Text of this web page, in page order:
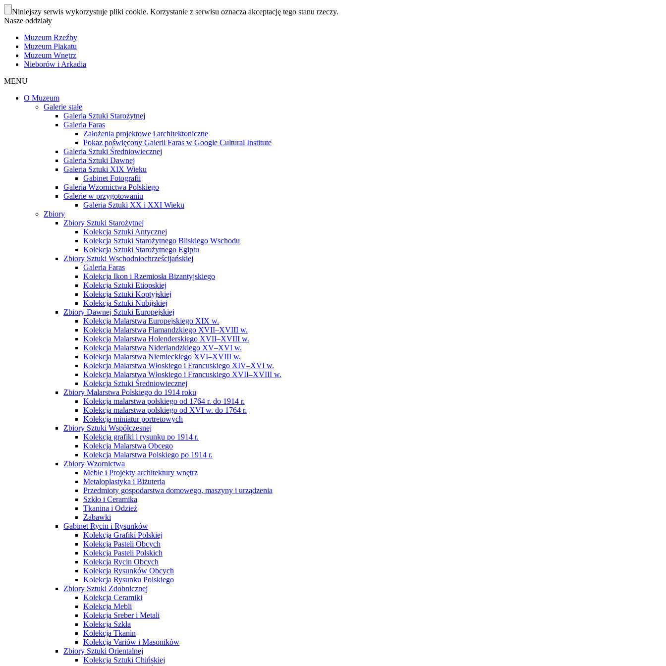
Niniejszy serwis wykorzystuje pliki cookie. Korzystanie z serwisu oznacza akceptację tego stanu rzeczy.
Nasze oddziały
Muzeum Rzeźby
Muzeum Plakatu
Muzeum Wnętrz
Nieborów i Arkadia
MENU
O Muzeum
Galerie stałe
Galeria Sztuki Starożytnej
Galeria Faras
Założenia projektowe i architektoniczne
Pokaz poświęcony Galerii Faras w Google Cultural Institute
Galeria Sztuki Średniowiecznej
Galeria Sztuki Dawnej
Galeria Sztuki XIX Wieku
Gabinet Fotografii
Galeria Wzornictwa Polskiego
Galerie w przygotowaniu
Galeria Sztuki XX i XXI Wieku
Zbiory
Zbiory Sztuki Starożytnej
Kolekcja Sztuki Antycznej
Kolekcja Sztuki Starożytnego Bliskiego Wschodu
Kolekcja Sztuki Starożytnego Egiptu
Zbiory Sztuki Wschodniochrześcijańskiej
Galeria Faras
Kolekcja Ikon i Rzemiosła Bizantyjskiego
Kolekcja Sztuki Etiopskiej
Kolekcja Sztuki Koptyjskiej
Kolekcja Sztuki Nubijskiej
Zbiory Dawnej Sztuki Europejskiej
Kolekcja Malarstwa Europejskiego XIX w.
Kolekcja Malarstwa Flamandzkiego XVII–XVIII w.
Kolekcja Malarstwa Holenderskiego XVII–XVIII w.
Kolekcja Malarstwa Niderlandzkiego XV–XVI w.
Kolekcja Malarstwa Niemieckiego XVI–XVIII w.
Kolekcja Malarstwa Włoskiego i Francuskiego XIV–XVI w.
Kolekcja Malarstwa Włoskiego i Francuskiego XVII–XVIII w.
Kolekcja Sztuki Średniowiecznej
Zbiory Malarstwa Polskiego do 1914 roku
Kolekcja malarstwa polskiego od 1764 r. do 1914 r.
Kolekcja malarstwa polskiego od XVI w. do 1764 r.
Kolekcja miniatur portretowych
Zbiory Sztuki Współczesnej
Kolekcja grafiki i rysunku po 1914 r.
Kolekcja Malarstwa Obcego
Kolekcja Malarstwa Polskiego po 1914 r.
Zbiory Wzornictwa
Meble i Projekty architektury wnętrz
Metaloplastyka i Biżuteria
Przedmioty gospodarstwa domowego, maszyny i urządzenia
Szkło i Ceramika
Tkanina i Odzież
Zabawki
Gabinet Rycin i Rysunków
Kolekcja Grafiki Polskiej
Kolekcja Pasteli Obcych
Kolekcja Pasteli Polskich
Kolekcja Rycin Obcych
Kolekcja Rysunków Obcych
Kolekcja Rysunku Polskiego
Zbiory Sztuki Zdobnicznej
Kolekcja Ceramiki
Kolekcja Mebli
Kolekcja Sreber i Metali
Kolekcja Szkła
Kolekcja Tkanin
Kolekcja Variów i Masoników
Zbiory Sztuki Orientalnej
Kolekcja Sztuki Chińskiej